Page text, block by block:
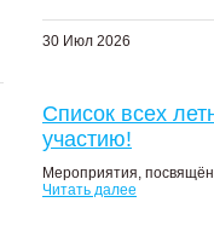
30 Июл 2026
Список всех
участию!
Мероприятия,
Читать далее